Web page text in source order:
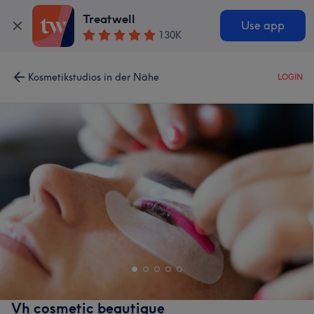
Treatwell
130K
Use app
Kosmetikstudios in der Nähe LOGIN
Vh cosmetic beautique